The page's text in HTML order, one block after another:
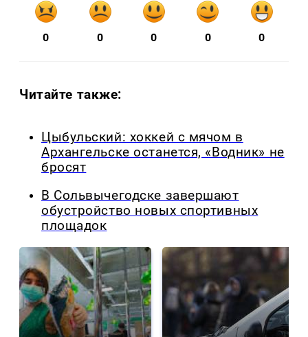
0 0 0 0 0
Читайте также:
Цыбульский: хоккей с мячом в
Архангельске останется, «Водник» не
бросят
В Сольвычегодске завершают
обустройство новых спортивных
площадок